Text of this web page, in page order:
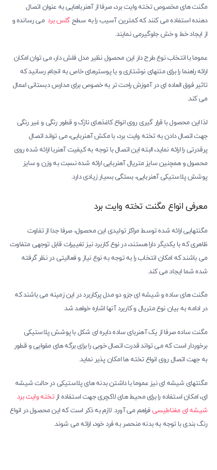
مگنت های مخصوص تخته وایت برد، صرفا از آهنرباهایی به عنوان اتصال
دهنده استفاده می کنند که کمترین آسیب را به سطحگلس برد می رسانده و
از ایجاد خط و خش جلوگیرمی نمایند.
عموما با انتخاب نوع طرح دار این محصول نظیر مدل فلش دار، می توان امکان
ارائه راهنما را برای متنهای نوشتاری و یا پوسترهای خاص به انجام رسانید که
تاثیر فوق العاده ای در آموزش راحت تر به خصوص برای مدارس دبستانی اعمال
می کند.
لذا این محصول با قرار گیری روی انواع کاغذهای نازک و قطور رنگی و غیر رنگی
جهت اتصال دادن به تخته وایت برد، با مکش آهنربایی، می تواند اتصال
پرقدرتی را ارائه نماید، البته این اتصال با توجه به کیفیت آهنربا ارائه شده روی
محصول و همچنین سایز متریال آهنربایی ارائه شده نسبت به وزن و سایز
پوشش پلاستیکی آهنربایی، بستگی بسیار زیادی دارد.
معرفی انواع مگنت تخته وایت برد
مگنتهایی ارائه شده توسط مراکز تولیدی این محصول، صرفا جدا از تفاوت
ظاهری که با یکدیگر دارا هستند، در نوع کاربرد نیز تغییرات قابل توجهی متفاوت
می باشند که امکان انتخاب را به توجه به نوع نیاز و فعالیتی در نظر گرفته
شده شما ایجاد می کند.
مگنت های ساده و شیشه ای جزو دو مدل پرکاربرد در این زمینه می باشند که
در ادامه به بیان نوع متریال و کاربرد آنها اشاره خواهد شد.
مگنت ساده صرفا از یک آهنربای ساده دایره ای شکل با پوشش پلاستیکی
برخوردار است که می تواند قدرت اتصال خوبی را برای برگه های مقوایی و قطور
به جهت اتصال روی انواع تخته ها امکان پذیر نماید.
مگنتهای شیشه ای نیز عموما با داشتن بدنه های پلاستیکی در حالت شیشه
ای، امکان استفاده را برای محیط های لاکچری جهت استفاده ازتخته وایت برد
شیشه ای مغناطیسی فراهم می آورد. لازم به ذکر است که این محصول در انواع
رنگ بندی با توجه به بدنه منحصر به فرد خود، ارائه می شوند.